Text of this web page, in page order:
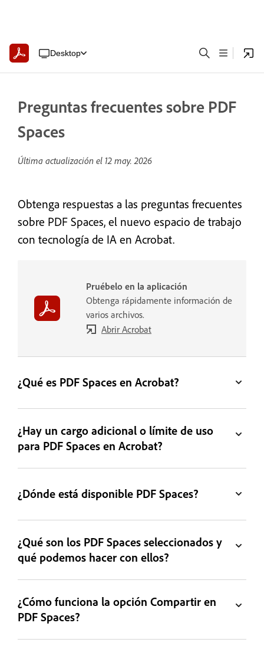
Desktop
Preguntas frecuentes sobre PDF
Spaces
Última actualización el 12 may. 2026
Obtenga respuestas a las preguntas frecuentes
sobre PDF Spaces, el nuevo espacio de trabajo
con tecnología de IA en Acrobat.
Pruébelo en la aplicación
Obtenga rápidamente información de
varios archivos.
Abrir Acrobat
¿Qué es PDF Spaces en Acrobat?
¿Hay un cargo adicional o límite de uso
para PDF Spaces en Acrobat?
¿Dónde está disponible PDF Spaces?
¿Qué son los PDF Spaces seleccionados y
qué podemos hacer con ellos?
¿Cómo funciona la opción Compartir en
PDF Spaces?